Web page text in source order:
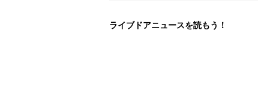
ライブドアニュースを読もう！